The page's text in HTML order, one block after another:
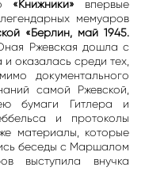
«Книжники» впервые
мемуаров
«Берлин, май 1945.
Ржевская дошла с
оказалась среди тех,
документального
самой Ржевской,
бумаги Гитлера и
и протоколы
материалы, которые
беседы с Маршалом
выступила внучка